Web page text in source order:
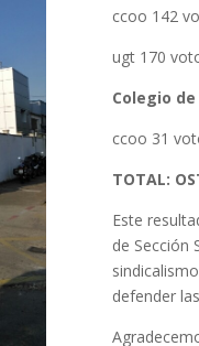
ccoo 142
ugt 170
Colegio
ccoo 31
TOTAL:
Este
de Sección
defender